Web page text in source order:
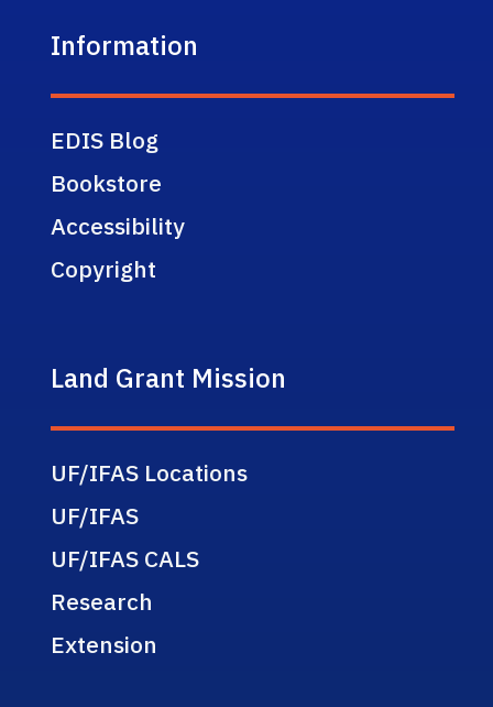
Information
EDIS Blog
Bookstore
Accessibility
Copyright
Land Grant Mission
UF/IFAS Locations
UF/IFAS
UF/IFAS CALS
Research
Extension